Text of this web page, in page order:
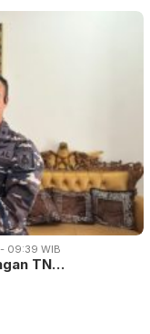
09:39 WIB
TN…